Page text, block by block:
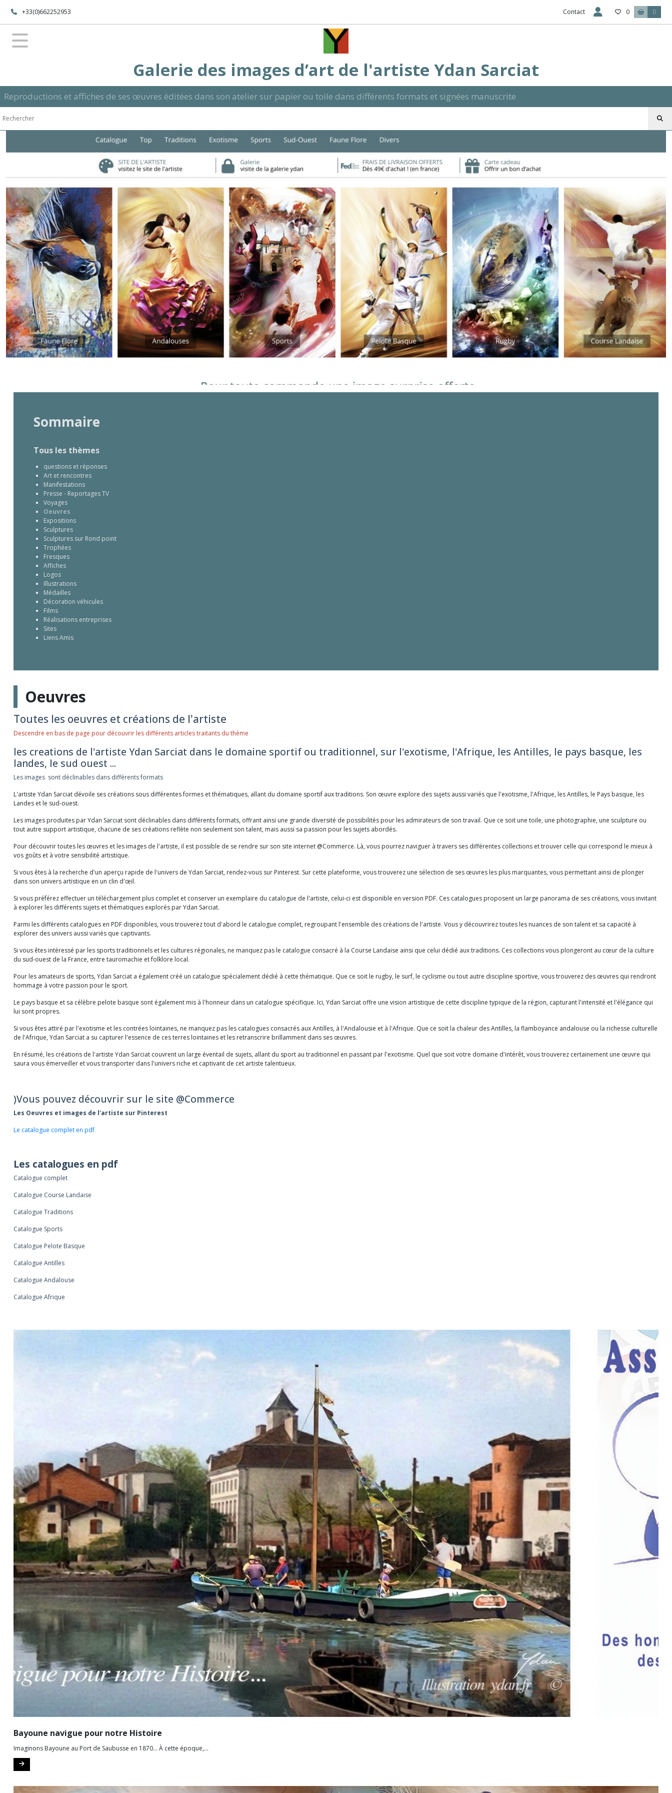
+33(0)662252953 Contact 0 0
Galerie des images d’art de l'artiste Ydan Sarciat
Reproductions et affiches de ses œuvres éditées dans son atelier sur papier ou toile dans différents formats et signées manuscrite
Sommaire
Tous les thèmes
questions et réponses
Art et rencontres
Manifestations
Presse - Reportages TV
Voyages
Oeuvres
Expositions
Sculptures
Sculptures sur Rond point
Trophées
Fresques
Affiches
Logos
Illustrations
Médailles
Décoration véhicules
Films
Réalisations entreprises
Sites
Liens Amis
Oeuvres
Toutes les oeuvres et créations de l'artiste
Descendre en bas de page pour découvrir les différents articles traitants du thème
les creations de l'artiste Ydan Sarciat dans le domaine sportif ou traditionnel, sur l'exotisme, l'Afrique, les Antilles, le pays basque, les
landes, le sud ouest ...
Les images sont déclinables dans différents formats
L'artiste Ydan Sarciat dévoile ses créations sous différentes formes et thématiques, allant du domaine sportif aux traditions. Son œuvre explore des sujets aussi variés que l'exotisme, l'Afrique, les Antilles, le Pays basque, les
Landes et le sud-ouest.
Les images produites par Ydan Sarciat sont déclinables dans différents formats, offrant ainsi une grande diversité de possibilités pour les admirateurs de son travail. Que ce soit une toile, une photographie, une sculpture ou
tout autre support artistique, chacune de ses créations reflète non seulement son talent, mais aussi sa passion pour les sujets abordés.
Pour découvrir toutes les œuvres et les images de l'artiste, il est possible de se rendre sur son site internet @Commerce. Là, vous pourrez naviguer à travers ses différentes collections et trouver celle qui correspond le mieux à
vos goûts et à votre sensibilité artistique.
Si vous êtes à la recherche d'un aperçu rapide de l'univers de Ydan Sarciat, rendez-vous sur Pinterest. Sur cette plateforme, vous trouverez une sélection de ses œuvres les plus marquantes, vous permettant ainsi de plonger
dans son univers artistique en un clin d'œil.
Si vous préférez effectuer un téléchargement plus complet et conserver un exemplaire du catalogue de l'artiste, celui-ci est disponible en version PDF. Ces catalogues proposent un large panorama de ses créations, vous invitant
à explorer les différents sujets et thématiques explorés par Ydan Sarciat.
Parmi les différents catalogues en PDF disponibles, vous trouverez tout d'abord le catalogue complet, regroupant l'ensemble des créations de l'artiste. Vous y découvrirez toutes les nuances de son talent et sa capacité à
explorer des univers aussi variés que captivants.
Si vous êtes intéressé par les sports traditionnels et les cultures régionales, ne manquez pas le catalogue consacré à la Course Landaise ainsi que celui dédié aux traditions. Ces collections vous plongeront au cœur de la culture
du sud-ouest de la France, entre tauromachie et folklore local.
Pour les amateurs de sports, Ydan Sarciat a également créé un catalogue spécialement dédié à cette thématique. Que ce soit le rugby, le surf, le cyclisme ou tout autre discipline sportive, vous trouverez des œuvres qui rendront
hommage à votre passion pour le sport.
Le pays basque et sa célèbre pelote basque sont également mis à l'honneur dans un catalogue spécifique. Ici, Ydan Sarciat offre une vision artistique de cette discipline typique de la région, capturant l'intensité et l'élégance qui
lui sont propres.
Si vous êtes attiré par l'exotisme et les contrées lointaines, ne manquez pas les catalogues consacrés aux Antilles, à l'Andalousie et à l'Afrique. Que ce soit la chaleur des Antilles, la flamboyance andalouse ou la richesse culturelle
de l'Afrique, Ydan Sarciat a su capturer l'essence de ces terres lointaines et les retranscrire brillamment dans ses œuvres.
En résumé, les créations de l'artiste Ydan Sarciat couvrent un large éventail de sujets, allant du sport au traditionnel en passant par l'exotisme. Quel que soit votre domaine d'intérêt, vous trouverez certainement une œuvre qui
saura vous émerveiller et vous transporter dans l'univers riche et captivant de cet artiste talentueux.
)Vous pouvez découvrir sur le site @Commerce
Les Oeuvres et images de l'artiste sur Pinterest
Le catalogue complet en pdf
Les catalogues en pdf
Catalogue complet
Catalogue Course Landaise
Catalogue Traditions
Catalogue Sports
Catalogue Pelote Basque
Catalogue Antilles
Catalogue Andalouse
Catalogue Afrique
Bayoune navigue pour notre Histoire
Imaginons Bayoune au Port de Saubusse en 1870… À cette époque,...